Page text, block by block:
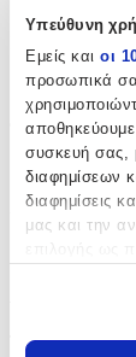
Υπεύθυνη
Εμείς και οι
προσωπικά
συσκευή σας,
διαφημίσεων
διαφημίσεις
μας και την
Να
Όχι
Φύλο:
Unisex
Χρώμα Υλικού:
Τύπος: